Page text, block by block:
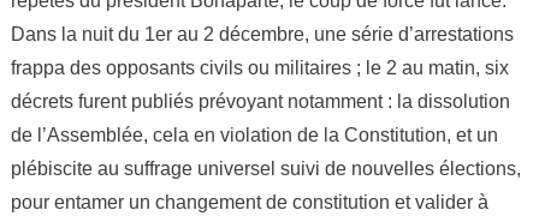
Dans la nuit du 1er au 2 décembre, une série d’arrestations
frappa des opposants civils ou militaires ; le 2 au matin, six
décrets furent publiés prévoyant notamment : la dissolution
de l’Assemblée, cela en violation de la Constitution, et un
plébiscite au suffrage universel suivi de nouvelles élections,
pour entamer un changement de constitution et valider à